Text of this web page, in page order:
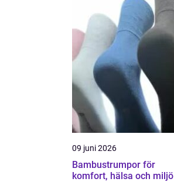
09 juni 2026
Bambustrumpor för
komfort, hälsa och miljö